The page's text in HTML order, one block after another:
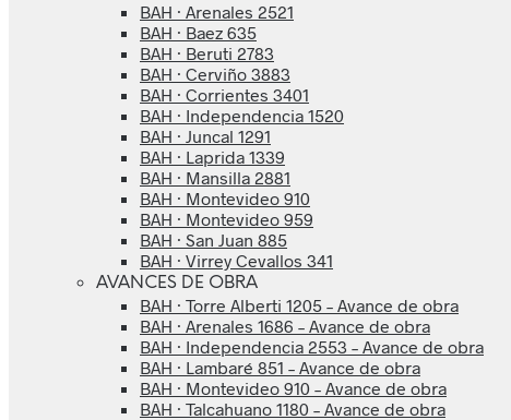
BAH · Arenales 2521
BAH · Baez 635
BAH · Beruti 2783
BAH · Cerviño 3883
BAH · Corrientes 3401
BAH · Independencia 1520
BAH · Juncal 1291
BAH · Laprida 1339
BAH · Mansilla 2881
BAH · Montevideo 910
BAH · Montevideo 959
BAH · San Juan 885
BAH · Virrey Cevallos 341
AVANCES DE OBRA
BAH · Torre Alberti 1205 – Avance de obra
BAH · Arenales 1686 – Avance de obra
BAH · Independencia 2553 – Avance de obra
BAH · Lambaré 851 – Avance de obra
BAH · Montevideo 910 – Avance de obra
BAH · Talcahuano 1180 – Avance de obra